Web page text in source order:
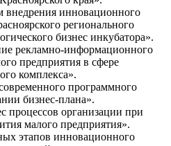
внедрения инновационного
регионального
бизнес инкубатора».
рекламно-информационного
предприятия в сфере
комплекса».
программного
бизнес-плана».
процессов организации при
малого предприятия».
этапов инновационного